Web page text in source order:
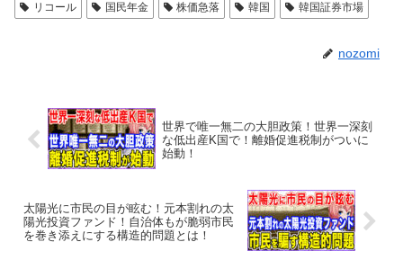
リコール 国民年金 株価急落 韓国 韓国証券市場
nozomi
世界で唯一無二の大胆政策！世界一深刻
な低出産K国で！離婚促進税制がついに
始動！
太陽光に市民の目が眩む！元本割れの太
陽光投資ファンド！自治体もが脆弱市民
を巻き添えにする構造的問題とは！